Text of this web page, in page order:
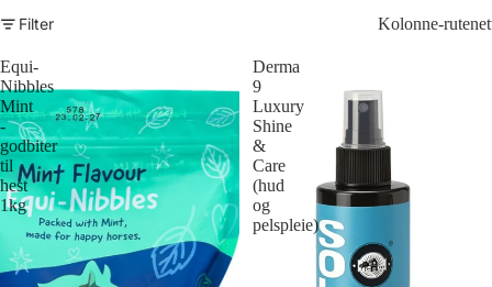
Filter
Kolonne-
Equi-
Nibbles
Mint
-
godbiter
til
hest
1kg
Derma
9
Luxury
Shine
&
Care
(hud
og
pelspleie)